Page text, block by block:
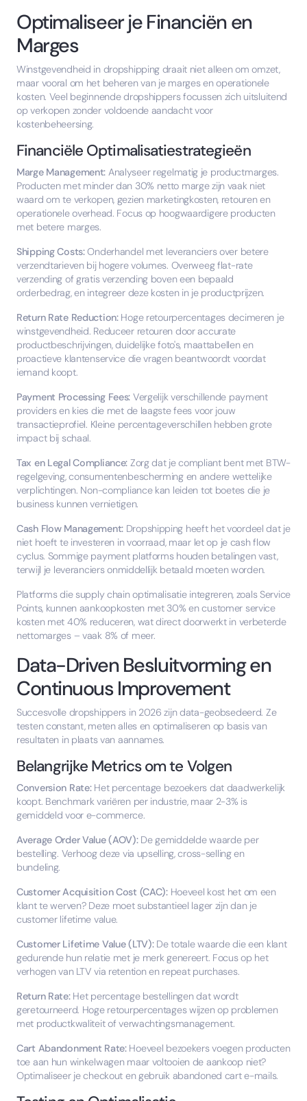
Optimaliseer je Financiën en
Marges
Winstgevendheid in dropshipping draait niet alleen om omzet,
maar vooral om het beheren van je marges en operationele
kosten. Veel beginnende dropshippers focussen zich uitsluitend
op verkopen zonder voldoende aandacht voor
kostenbeheersing.
Financiële Optimalisatiestrategieën
Marge Management: Analyseer regelmatig je productmarges.
Producten met minder dan 30% netto marge zijn vaak niet
waard om te verkopen, gezien marketingkosten, retouren en
operationele overhead. Focus op hoogwaardigere producten
met betere marges.
Shipping Costs:Onderhandel met leveranciers over betere
verzendtarieven bij hogere volumes. Overweeg flat-rate
verzending of gratis verzending boven een bepaald
orderbedrag, en integreer deze kosten in je productprijzen.
Return Rate Reduction:Hoge retourpercentages decimeren je
winstgevendheid. Reduceer retouren door accurate
productbeschrijvingen, duidelijke foto's, maattabellen en
proactieve klantenservice die vragen beantwoordt voordat
iemand koopt.
Payment Processing Fees: Vergelijk verschillende payment
providers en kies die met de laagste fees voor jouw
transactieprofiel. Kleine percentageverschillen hebben grote
impact bij schaal.
Tax en Legal Compliance: Zorg dat je compliant bent met BTW-
regelgeving, consumentenbescherming en andere wettelijke
verplichtingen. Non-compliance kan leiden tot boetes die je
business kunnen vernietigen.
Cash Flow Management:Dropshipping heeft het voordeel dat je
niet hoeft te investeren in voorraad, maar let op je cash flow
cyclus. Sommige payment platforms houden betalingen vast,
terwijl je leveranciers onmiddellijk betaald moeten worden.
Platforms die supply chain optimalisatie integreren, zoals Service
Points, kunnen aankoopkosten met 30% en customer service
kosten met 40% reduceren, wat direct doorwerkt in verbeterde
nettomarges – vaak 8% of meer.
Data-Driven Besluitvorming en
Continuous Improvement
Succesvolle dropshippers in 2026 zijn data-geobsedeerd. Ze
testen constant, meten alles en optimaliseren op basis van
resultaten in plaats van aannames.
Belangrijke Metrics om te Volgen
Conversion Rate:Het percentage bezoekers dat daadwerkelijk
koopt. Benchmark variëren per industrie, maar 2-3% is
gemiddeld voor e-commerce.
Average Order Value (AOV):De gemiddelde waarde per
bestelling. Verhoog deze via upselling, cross-selling en
bundeling.
Customer Acquisition Cost (CAC):Hoeveel kost het om een
klant te werven? Deze moet substantieel lager zijn dan je
customer lifetime value.
Customer Lifetime Value (LTV):De totale waarde die een klant
gedurende hun relatie met je merk genereert. Focus op het
verhogen van LTV via retention en repeat purchases.
Return Rate:Het percentage bestellingen dat wordt
geretourneerd. Hoge retourpercentages wijzen op problemen
met productkwaliteit of verwachtingsmanagement.
Cart Abandonment Rate:Hoeveel bezoekers voegen producten
toe aan hun winkelwagen maar voltooien de aankoop niet?
Optimaliseer je checkout en gebruik abandoned cart e-mails.